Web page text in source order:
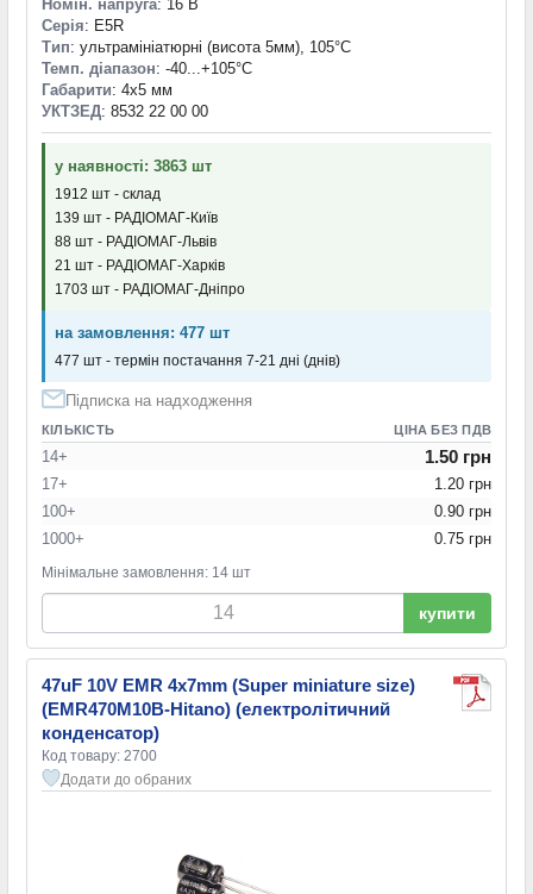
Номін. напруга: 16 В
Серія: E5R
Тип: ультрамініатюрні (висота 5мм), 105°C
Темп. діапазон: -40...+105°С
Габарити: 4x5 мм
УКТЗЕД: 8532 22 00 00
у наявності: 3863 шт
1912 шт - склад
139 шт - РАДІОМАГ-Київ
88 шт - РАДІОМАГ-Львів
21 шт - РАДІОМАГ-Харків
1703 шт - РАДІОМАГ-Дніпро
на замовлення: 477 шт
477 шт - термін постачання 7-21 дні (днів)
Підписка на надходження
КІЛЬКІСТЬ ЦІНА БЕЗ ПДВ
14+ 1.50 грн
17+
1.20 грн
100+
0.90 грн
1000+
0.75 грн
Мінімальне замовлення: 14 шт
купити
47uF 10V EMR 4x7mm (Super miniature size)
(EMR470M10B-Hitano) (електролітичний
конденсатор)
Код товару: 2700
Додати до обраних